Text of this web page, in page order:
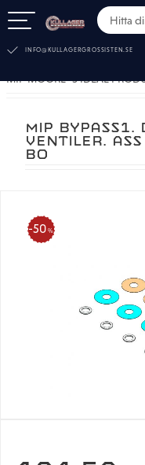
INFO@KULLAGERGROSSISTEN.SE
MIP MOORE´S IDEAL
MIP BYPASS1.
VENTILER.
BO
50 %